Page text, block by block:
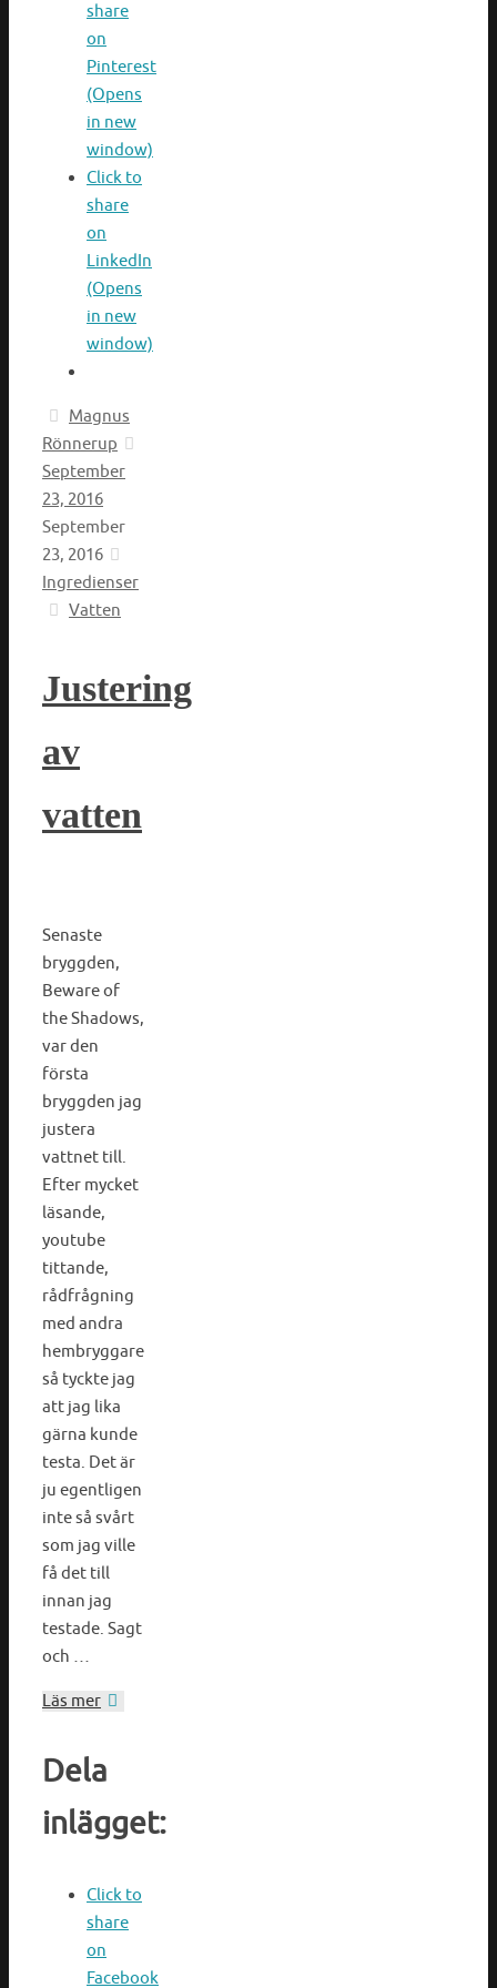
share
on
Pinterest
(Opens
in new
window)
Click to
share
on
LinkedIn
(Opens
in new
window)
Magnus
Rönnerup
September
23, 2016
September
23, 2016
Ingredienser
Vatten
Justering
av
vatten
Senaste
bryggden,
Beware of
the Shadows,
var den
första
bryggden jag
justera
vattnet till.
Efter mycket
läsande,
youtube
tittande,
rådfrågning
med andra
hembryggare
så tyckte jag
att jag lika
gärna kunde
testa. Det är
ju egentligen
inte så svårt
som jag ville
få det till
innan jag
testade. Sagt
och …
Läs mer
Dela
inlägget:
Click to
share
on
Facebook